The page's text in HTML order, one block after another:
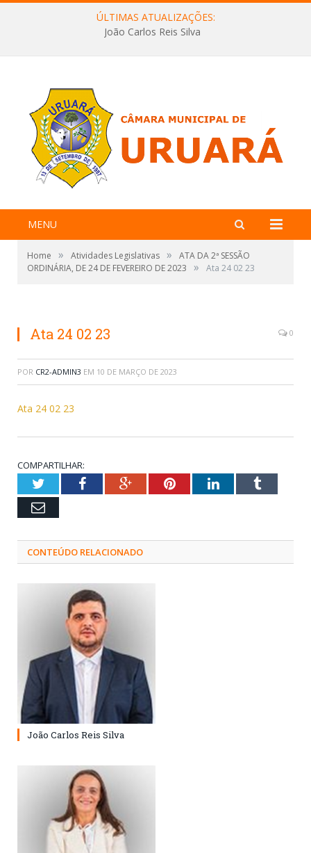
ÚLTIMAS ATUALIZAÇÕES:
João Carlos Reis Silva
MENU
Home » Atividades Legislativas »
ATA DA 2ª SESSÃO
ORDINÁRIA, DE 24 DE FEVEREIRO DE 2023
» Ata 24 02 23
Ata 24 02 23 0
POR CR2-ADMIN3 EM 10 DE MARÇO DE 2023
Ata 24 02 23
COMPARTILHAR:
TwitterFacebookGoogle+PinterestLinkedInTumblr
Email
CONTEÚDO RELACIONADO
João Carlos Reis Silva